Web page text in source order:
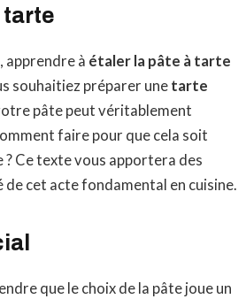
tarte
apprendre à étaler la pâte à tarte
souhaitiez préparer une tarte
pâte peut véritablement
faire pour que cela soit
Ce texte vous apportera des
cet acte fondamental en cuisine.
que le choix de la pâte joue un